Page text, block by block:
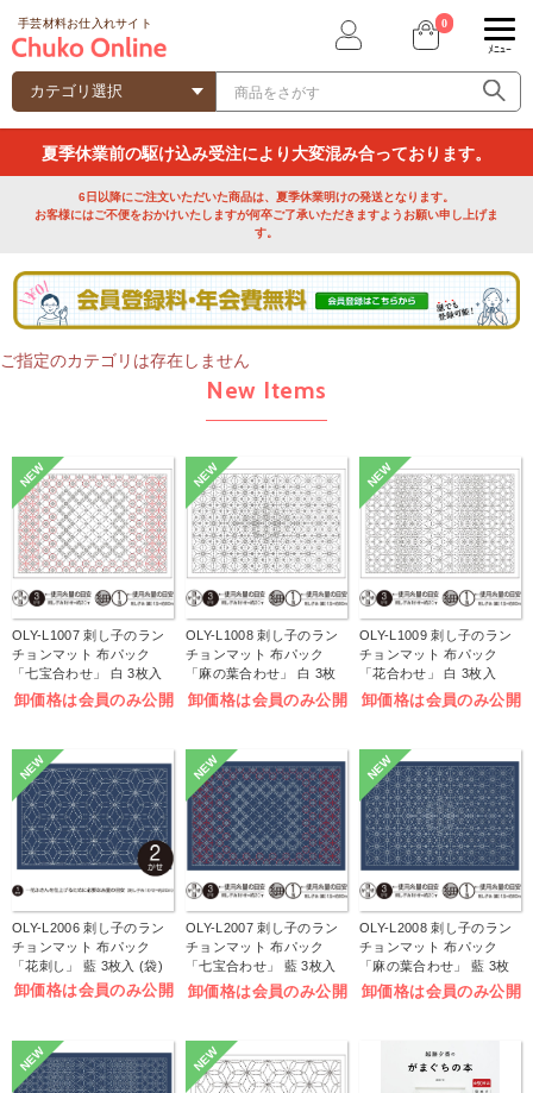
手芸材料お仕入れサイト 0
ﾒﾆｭｰ
夏季休業前の駆け込み受注により大変混み合っております。
6日以降にご注文いただいた商品は、夏季休業明けの発送となります。
お客様にはご不便をおかけいたしますが何卒ご了承いただきますようお願い申し上げま
す。
ご指定のカテゴリは存在しません
New Items
NEW
OLY-L1007 刺し子のラン
チョンマット 布パック
「七宝合わせ」 白 3枚入
(袋)
卸価格は会員のみ公開
NEW
OLY-L1008 刺し子のラン
チョンマット 布パック
「麻の葉合わせ」 白 3枚
入 (袋)
卸価格は会員のみ公開
NEW
OLY-L1009 刺し子のラン
チョンマット 布パック
「花合わせ」 白 3枚入
(袋)
卸価格は会員のみ公開
NEW
OLY-L2006 刺し子のラン
チョンマット 布パック
「花刺し」 藍 3枚入 (袋)
卸価格は会員のみ公開
NEW
OLY-L2007 刺し子のラン
チョンマット 布パック
「七宝合わせ」 藍 3枚入
(袋)
卸価格は会員のみ公開
NEW
OLY-L2008 刺し子のラン
チョンマット 布パック
「麻の葉合わせ」 藍 3枚
入 (袋)
卸価格は会員のみ公開
NEW NEW